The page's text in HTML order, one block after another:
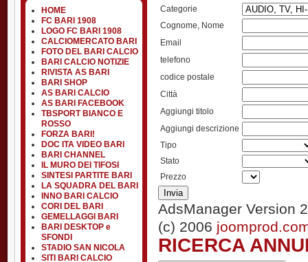
HOME
FC BARI 1908
LOGO FC BARI 1908
CALCIOMERCATO BARI
FOTO DEL BARI CALCIO
BARI CALCIO NOTIZIE
RIVISTA AS BARI
BARI SHOP
AS BARI CALCIO
AS BARI FACEBOOK
TBSPORT BIANCO E
ROSSO
FORZA BARI!
DOC ITA VIDEO BARI
BARI CHANNEL
IL MURO DEI TIFOSI
SINTESI PARTITE BARI
LA SQUADRA DEL BARI
INNO BARI CALCIO
CORI DEL BARI
GEMELLAGGI BARI
BARI DESKTOP e
SFONDI
STADIO SAN NICOLA
SITI BARI CALCIO
Categorie
Cognome, Nome
Email
telefono
codice postale
Città
Aggiungi titolo
Aggiungi descrizione
Tipo
Stato
Prezzo
AdsManager Version
(c) 2006
RICERCA